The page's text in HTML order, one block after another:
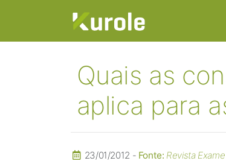
Quais as
aplica para
23/01/2012 - Fonte: Revista Exame